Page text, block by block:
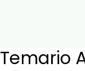
Temario